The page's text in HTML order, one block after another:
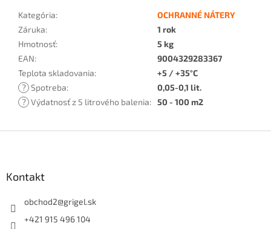
Kategória:
OCHRANNÉ NÁTERY
Záruka:
1 rok
Hmotnosť:
5 kg
EAN:
9004329283367
Teplota skladovania:
+5 / +35°C
? Spotreba:
0,05-0,1 lit.
? Výdatnosť z 5 litrového balenia: 50 - 100 m2
Kontakt
obchod2@grigel.sk
+421 915 496 104